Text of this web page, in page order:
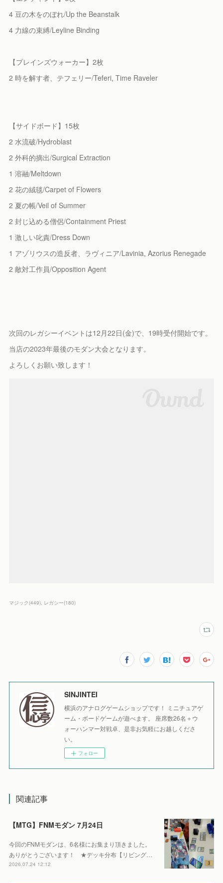
4 豆の木をのぼれ/Up the Beanstalk
4 力線の束縛/Leyline Binding
【プレインズウォーカー】2枚
2 時を解す者、テフェリー/Teferi, Time Raveler
【サイドボード】15枚
2 水流破/Hydroblast
2 外科的摘出/Surgical Extraction
1 溶融/Meltdown
2 花の絨毯/Carpet of Flowers
2 夏の帳/Veil of Summer
2 封じ込める僧侶/Containment Priest
1 激しい叱責/Dress Down
1 アゾリウスの造反者、ラヴィニア/Lavinia, Azorius Renegade
2 敵対工作員/Opposition Agent
次回のレガシーイベントは12月22日(金)で、19時受付開始です。
当店の2023年最後のモダン大会となります。
よろしくお願い致します！
マジック (449) レガシー(180)
SINJINTEI
横浜のアナログゲームショップです！ ミニチュアゲ
ーム・ボードゲームが遊べます。 座席数26名＋ウ
ォーハンマー対戦卓、是非お気軽にお越しくださ
い。
フォロー
関連記事
【MTG】FNMモダン 7月24日
今回のFNMモダンは、6名様にお集まり頂きました。
ありがとうございます！ ★デッキ分布【リビング…
2026.07.24 12:12